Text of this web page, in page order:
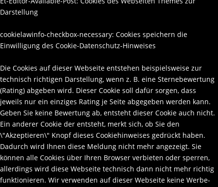
Darstellung
cookielawinfo-checkbox-necessary: Cookies speichern die
Einwilligung des Cookie-Datenschutz-Hinweises
Die Cookies auf dieser Webseite entstehen beispielsweise zur
technisch richtigen Darstellung, wenn z. B. eine Sternebewertung
(Rating) abgeben wird. Dieser Cookie soll dafür sorgen, dass
jeweils nur ein einziges Rating je Seite abgegeben werden kann.
Geben Sie keine Bewertung ab, entsteht dieser Cookie auch nicht.
Ein anderer Cookie der entsteht, merkt sich, ob Sie den
\"Akzeptieren\" Knopf dieses Cookiehinweises gedrückt haben.
Dadurch wird Ihnen diese Meldung nicht mehr angezeigt. Sie
können alle Cookies über Ihren Browser verbieten oder sperren,
allerdings wird diese Webseite technisch dann nicht mehr richtig
funktionieren. Wir verwenden auf dieser Webseite keine Werbe-